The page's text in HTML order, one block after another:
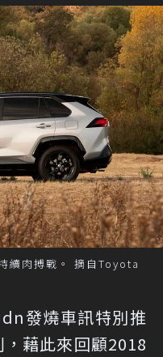
續肉搏戰。 摘自Toyota
發燒車訊特別推
藉此來回顧2018